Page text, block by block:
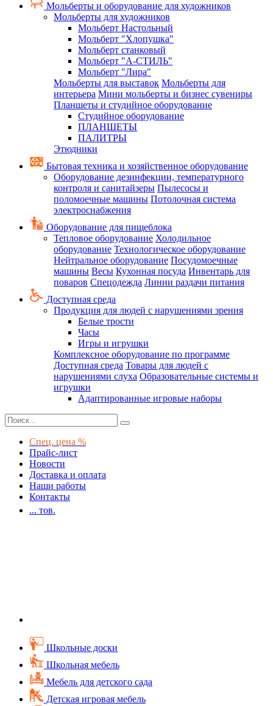
Мольберты и оборудование для художников
Мольберты для художников
Мольберт Настольный
Мольберт "Хлопушка"
Мольберт станковый
Мольберт "А-СТИЛЬ"
Мольберт "Лира"
Мольберты для выставок Мольберты для
интерьера Мини мольберты и бизнес сувениры
Планшеты и студийное оборудование
Студийное оборудование
ПЛАНШЕТЫ
ПАЛИТРЫ
Этюдники
Бытовая техника и хозяйственное оборудование
Оборудование дезинфекции, температурного
контроля и санитайзеры Пылесосы и
поломоечные машины Потолочная система
электроснабжения
Оборудование для пищеблока
Тепловое оборудование Холодильное
оборудование Технологическое оборудование
Нейтральное оборудование Посудомоечные
машины Весы Кухонная посуда Инвентарь для
поваров Спецодежда Линии раздачи питания
Доступная среда
Продукция для людей с нарушениями зрения
Белые трости
Часы
Игры и игрушки
Комплексное оборудование по программе
Доступная среда Товары для людей с
нарушениями слуха Образовательные системы и
игрушки
Адаптированные игровые наборы
Спец. цена %
Прайс-лист
Новости
Доставка и оплата
Наши работы
Контакты
... тов.
Школьные доски
Школьная мебель
Мебель для детского сада
Детская игровая мебель